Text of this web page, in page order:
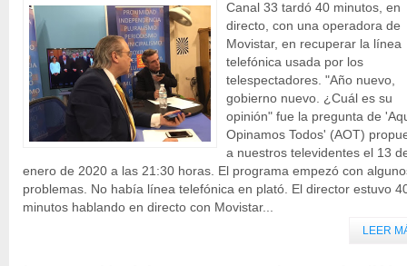
Canal 33 tardó 40 minutos, en
directo, con una operadora de
Movistar, en recuperar la línea
telefónica usada por los
telespectadores. "Año nuevo,
gobierno nuevo. ¿Cuál es su
opinión" fue la pregunta de
Opinamos Todos' (AOT)
a nuestros televidentes el 13
enero de 2020 a las 21:30 horas. El programa empezó con
problemas. No había línea telefónica en plató. El director estuvo
minutos hablando en directo con Movistar...
LEER